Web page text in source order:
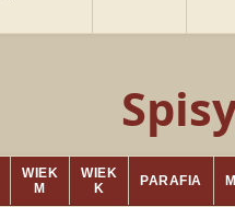
WIEK
M
WIEK
K
PARAFIA